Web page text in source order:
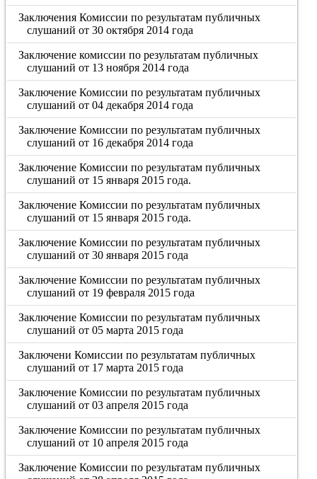
Заключения Комиссии по результатам публичных
слушаний от 30 октября 2014 года
Заключение комиссии по результатам публичных
слушаний от 13 ноября 2014 года
Заключение Комиссии по результатам публичных
слушаний от 04 декабря 2014 года
Заключение Комиссии по результатам публичных
слушаний от 16 декабря 2014 года
Заключение Комиссии по результатам публичных
слушаний от 15 января 2015 года.
Заключение Комиссии по результатам публичных
слушаний от 15 января 2015 года.
Заключение Комиссии по результатам публичных
слушаний от 30 января 2015 года
Заключение Комиссии по результатам публичных
слушаний от 19 февраля 2015 года
Заключение Комиссии по результатам публичных
слушаний от 05 марта 2015 года
Заключени Комиссии по результатам публичных
слушаний от 17 марта 2015 года
Заключение Комиссии по результатам публичных
слушаний от 03 апреля 2015 года
Заключение Комиссии по результатам публичных
слушаний от 10 апреля 2015 года
Заключение Комиссии по результатам публичных